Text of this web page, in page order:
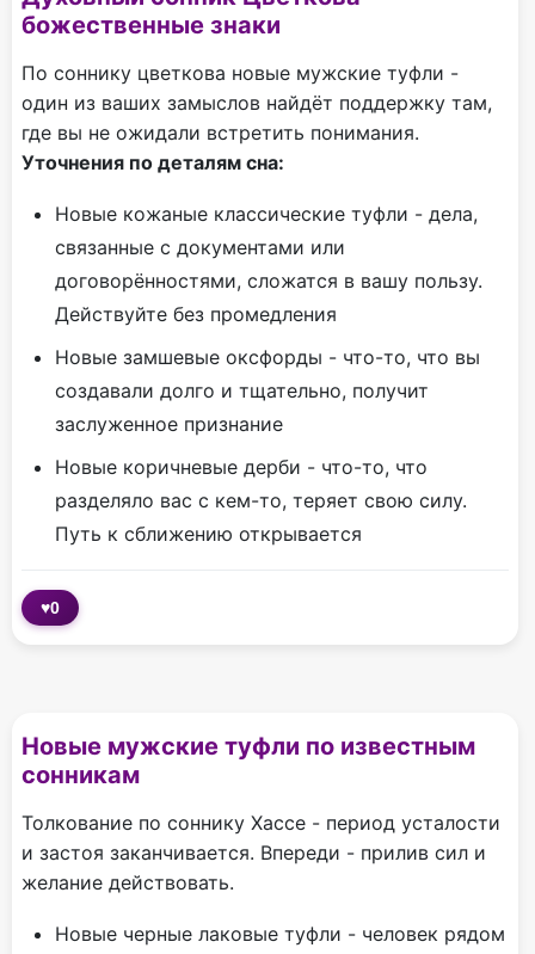
божественные знаки
По соннику цветкова новые мужские туфли -
один из ваших замыслов найдёт поддержку там,
где вы не ожидали встретить понимания.
Уточнения по деталям сна:
Новые кожаные классические туфли - дела,
связанные с документами или
договорённостями, сложатся в вашу пользу.
Действуйте без промедления
Новые замшевые оксфорды - что-то, что вы
создавали долго и тщательно, получит
заслуженное признание
Новые коричневые дерби - что-то, что
разделяло вас с кем-то, теряет свою силу.
Путь к сближению открывается
♥0
Новые мужские туфли по известным
сонникам
Толкование по соннику Хассе - период усталости
и застоя заканчивается. Впереди - прилив сил и
желание действовать.
Новые черные лаковые туфли - человек рядом